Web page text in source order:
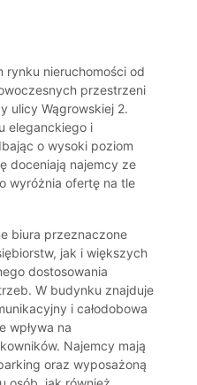
rynku nieruchomości od
przestrzeni
ulicy Wągrowskiej 2.
eleganckiego i
o wysoki poziom
doceniają najemcy ze
wyróżnia ofertę na tle
biura przeznaczone
jak i większych
dostosowania
W budynku znajduje
i całodobowa
wpływa na
Najemcy mają
oraz wyposażoną